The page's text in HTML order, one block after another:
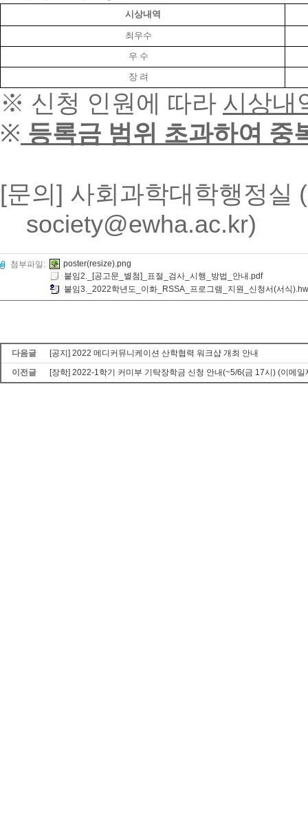
시상내역
최우수
우 수
장 려
※ 신청 인원에 따라 시상내
※ 등록금 범위 초과하여 중
[문의] 사회과학대학행정실 (
society@ewha.ac.kr)
첨부파일:
poster(resize).png
붙임2._[공고문_별첨]_표절_검사_시행_방법_안내.pdf
붙임3._2022학년도_이화_RSSA_프로그램_지원_신청서(서식
다음글
[공지] 2022 메디커뮤니케이션 산학협력 워크샵 개최 안내
이전글
[장학] 2022-1학기 커미부 기탁장학금 신청 안내(~5/6(금 17시) (이메일